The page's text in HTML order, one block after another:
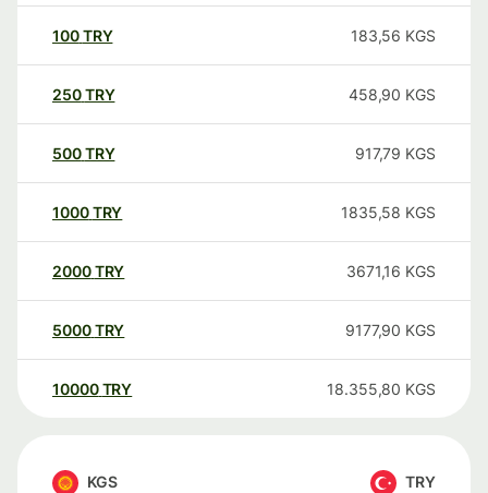
100TRY 183,56 KGS
250TRY 458,90 KGS
500TRY 917,79 KGS
1000TRY 1835,58 KGS
2000TRY 3671,16 KGS
5000TRY 9177,90 KGS
10000 TRY 18.355,80 KGS
KGS TRY